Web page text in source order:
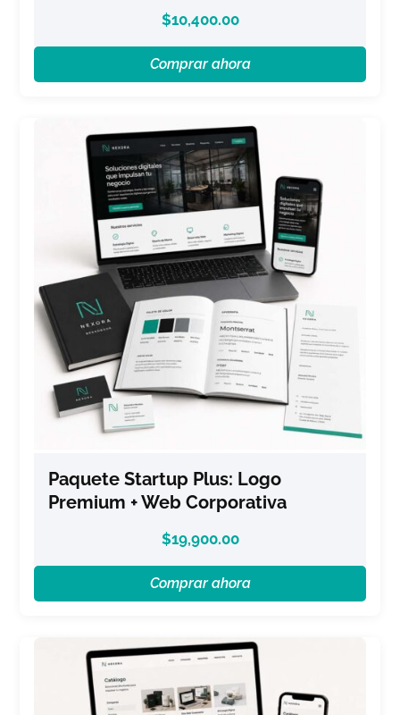
$10,400.00
Comprar ahora
Paquete Startup Plus: Logo
Premium + Web Corporativa
$19,900.00
Comprar ahora